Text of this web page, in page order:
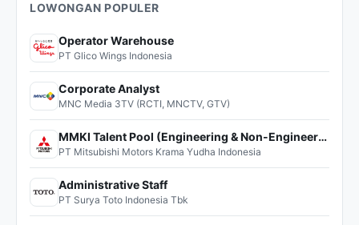
LOWONGAN POPULER
Operator Warehouse
PT Glico Wings Indonesia
Corporate Analyst
MNC Media 3TV (RCTI, MNCTV, GTV)
MMKI Talent Pool (Engineering & Non-Engineering)
PT Mitsubishi Motors Krama Yudha Indonesia
Administrative Staff
PT Surya Toto Indonesia Tbk